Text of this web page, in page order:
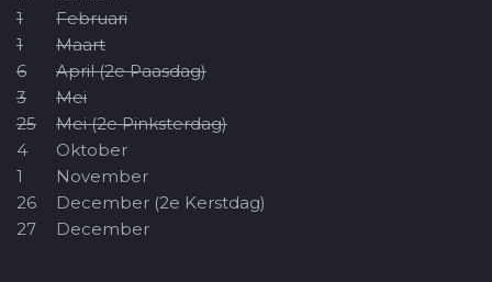
1
Februari
1
Maart
6
April (2e Paasdag)
3
Mei
25
Mei (2e Pinksterdag)
4
Oktober
1
November
26
December (2e Kerstdag)
27
December